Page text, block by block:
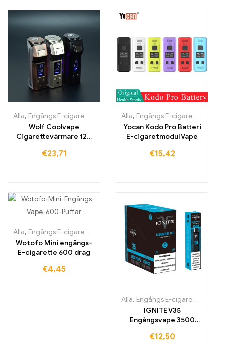
Alla, Engångs E-cigaretter Engångs-e-cigaretter Litauen,
Wolf Coolvape
Cigarettevärmare 120
€23,71
Alla, Engångs E-cigaretter
Yocan Kodo Pro Batteri
E-cigaretmodul Vape
€15,42
Alla, Engångs E-cigaretter Engångs-e-cigaretter Irland ,
Wotofo Mini engångs-
E-cigarette 600 drag
€4,45
Alla, Engångs E-cigaretter
IGNITE V35
Engångsvape 3500
€12,50